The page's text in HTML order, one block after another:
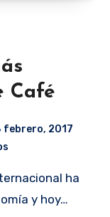
Café
febrero, 2017
y hoy…